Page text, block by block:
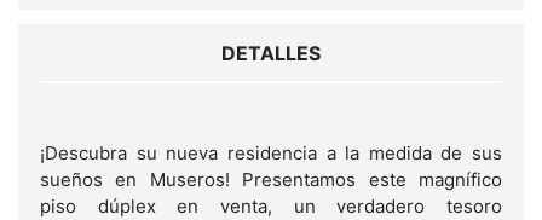
DETALLES
¡Descubra su nueva residencia a la medida de sus
sueños en Museros! Presentamos este magnífico
piso dúplex en venta, un verdadero tesoro